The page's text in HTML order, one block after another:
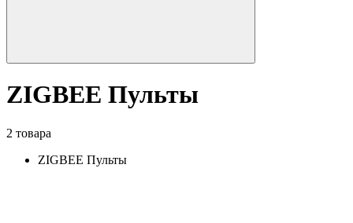
ZIGBEE Пульты
2 товара
ZIGBEE Пульты